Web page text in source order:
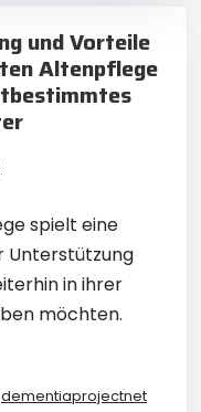
und Vorteile
Altenpflege
spielt eine
Unterstützung
in ihrer
möchten.
dementiaprojectnet